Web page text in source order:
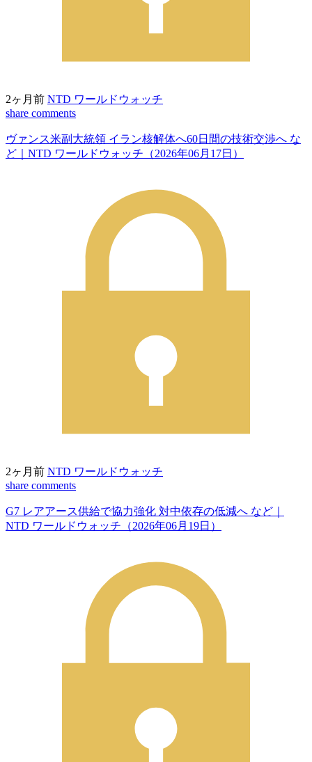
2ヶ月前 NTD ワールドウォッチ
share comments
ヴァンス米副大統領 イラン核解体へ60日間の技術交渉へ な
ど｜NTD ワールドウォッチ（2026年06月17日）
2ヶ月前 NTD ワールドウォッチ
share comments
G7 レアアース供給で協力強化 対中依存の低減へ など｜
NTD ワールドウォッチ（2026年06月19日）